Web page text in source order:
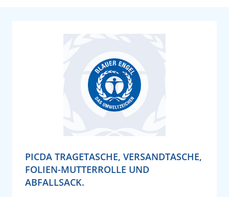
PICDA TRAGETASCHE, VERSANDTASCHE,
FOLIEN-MUTTERROLLE UND
ABFALLSACK.